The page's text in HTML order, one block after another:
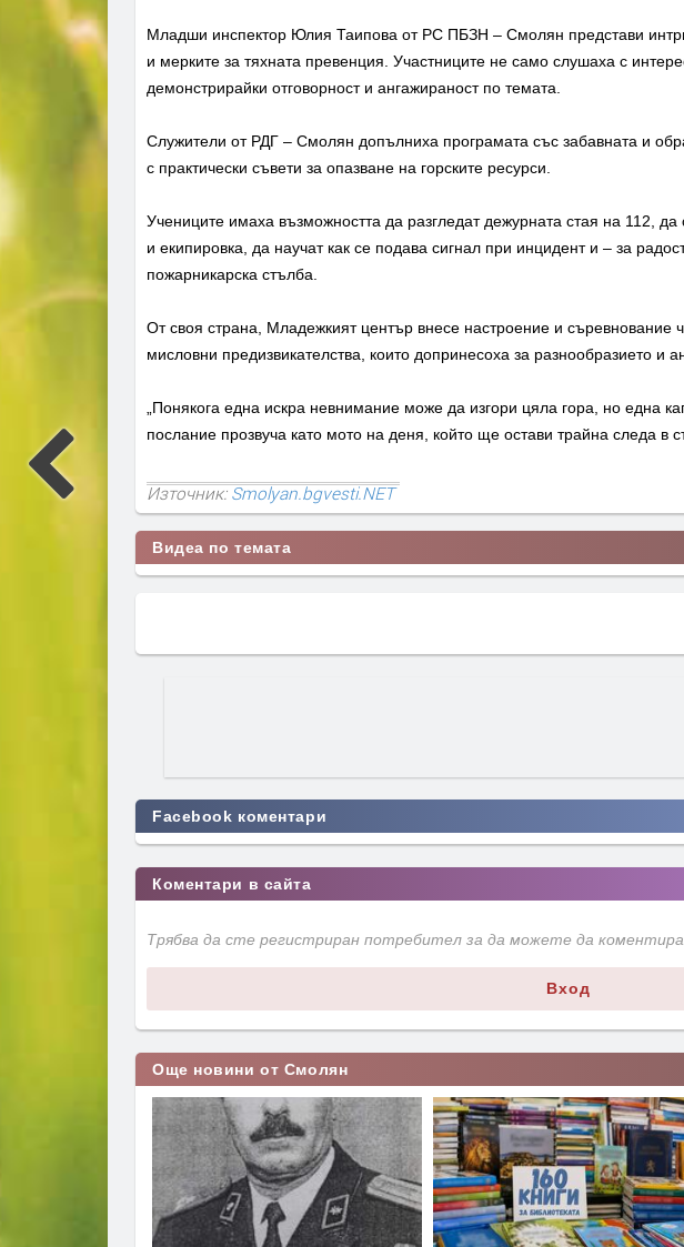
Младши инспектор Юлия Таипова от РС ПБЗН – Смолян представи
и мерките за тяхната превенция. Участниците не само слушаха с
демонстрирайки отговорност и ангажираност по темата.
Служители от РДГ – Смолян допълниха програмата със забавната и
с практически съвети за опазване на горските ресурси.
Учениците имаха възможността да разгледат дежурната стая на 112, да
и екипировка, да научат как се подава сигнал при инцидент и – за
пожарникарска стълба.
От своя страна, Младежкият център внесе настроение и съревнование
мисловни предизвикателства, които допринесоха за разнообразието и
„Понякога една искра невнимание може да изгори цяла гора, но една
послание прозвуча като мото на деня, който ще остави трайна следа в
Източник:Smolyan.bgvesti.NET
Видеа по темата
Facebook коментари
Коментари в сайта
Трябва да сте регистриран потребител за да можете да
Вход
Още новини от Смолян